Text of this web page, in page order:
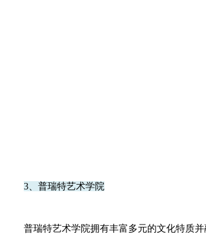
3、普瑞特艺术学院
普瑞特艺术学院拥有丰富多元的文化特质并